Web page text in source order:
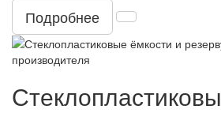
Подробнее